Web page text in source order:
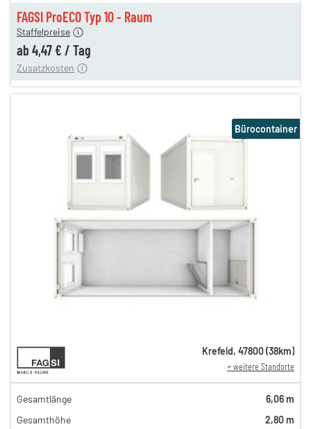
FAGSI ProECO Typ 10 - Raum
Staffelpreise
ab 4,47 € / Tag
180,00 €
110,00 €
Zusatzkosten
8,14 €
8,14 €
6,74 €
4,97 €
4,81 €
Bürocontainer
Krefeld, 47800(38km)
+ weitere Standorte
Gesamtlänge
6,06 m
Gesamthöhe
2,80 m